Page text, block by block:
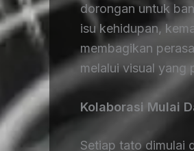
dorongan untuk
isu kehidupan,
membagikan
melalui visual yang
Kolaborasi Mulai
Setiap tato dimulai